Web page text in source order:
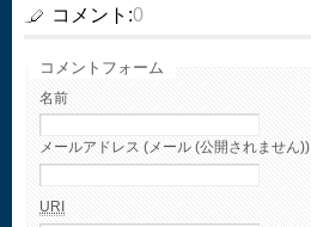
コメント:0
コメントフォーム
名前
メールアドレス (メール (公開されません))
URI